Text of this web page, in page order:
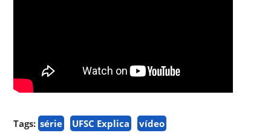
Tags: série UFSC Explica vídeo